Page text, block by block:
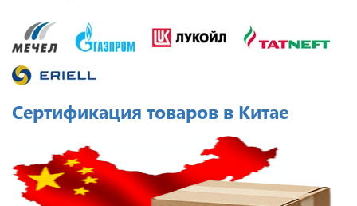
Сертификация товаров в Китае